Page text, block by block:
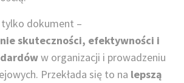
tylko dokument –
skuteczności, efektywności i
w organizacji i prowadzeniu
Przekłada się to na lepszą